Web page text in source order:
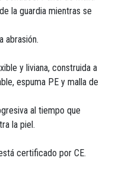
la guardia mientras se
abrasión.
y liviana, construida a
espuma PE y malla de
al tiempo que
la piel.
certificado por CE.